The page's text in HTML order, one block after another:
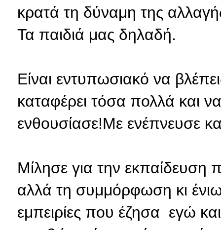
κρατά τη δύναμη της
Τα παιδιά μας δηλαδή.
Είναι εντυπωσιακό να
καταφέρει τόσα πολλά και
ενθουσίασε!Με ενέπνευσε
Μίλησε για την
αλλά τη συμμόρφωση κι
εμπειρίες που έζησα εγώ